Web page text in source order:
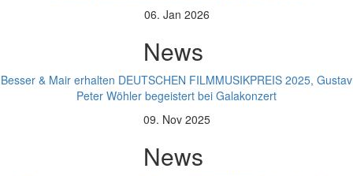
06. Jan 2026
News
Besser & Mair erhalten DEUTSCHEN FILMMUSIKPREIS 2025, Gustav
Peter Wöhler begeistert bei Galakonzert
09. Nov 2025
News